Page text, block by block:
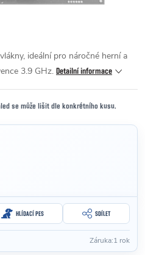
ideální pro náročné herní a
3.9 GHz. Detailní informace
se může lišit dle konkrétního kusu.
HLÍDACÍ PES SDÍLET
Záruka:1 rok